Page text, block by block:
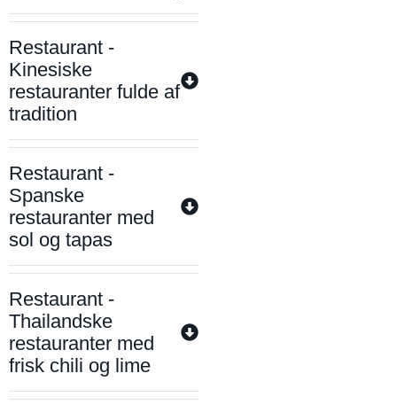
Restaurant -
Kinesiske
restauranter fulde af
tradition
Restaurant -
Spanske
restauranter med
sol og tapas
Restaurant -
Thailandske
restauranter med
frisk chili og lime